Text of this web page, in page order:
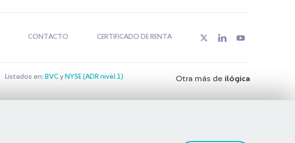
CONTACTO CERTIFICADO DE RENTA
Listados en: BVCy NYSE (ADR nivel 1) Otra más de ilógica